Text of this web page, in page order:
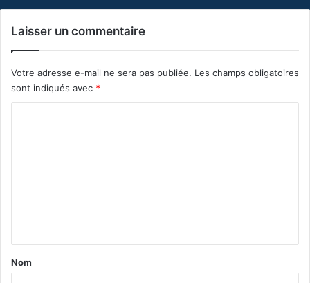
Laisser un commentaire
Votre adresse e-mail ne sera pas publiée. Les champs obligatoires
sont indiqués avec *
a
Nom